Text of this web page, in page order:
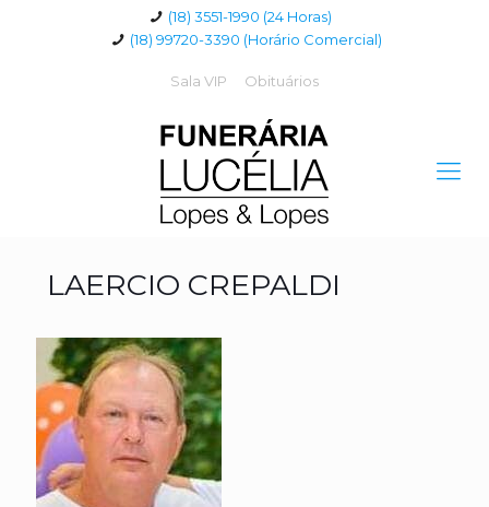
(18) 3551-1990 (24 Horas)
(18) 99720-3390 (Horário Comercial)
Sala VIP Obituários
LAERCIO CREPALDI